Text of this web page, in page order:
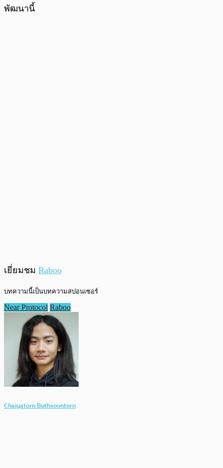
พัฒนานี้
เยี่ยมชม Raboo
บทความนี้เป็นบทความสปอนเซอร์
Near Protocol Raboo
Chaiyatorn Buthsoontorn